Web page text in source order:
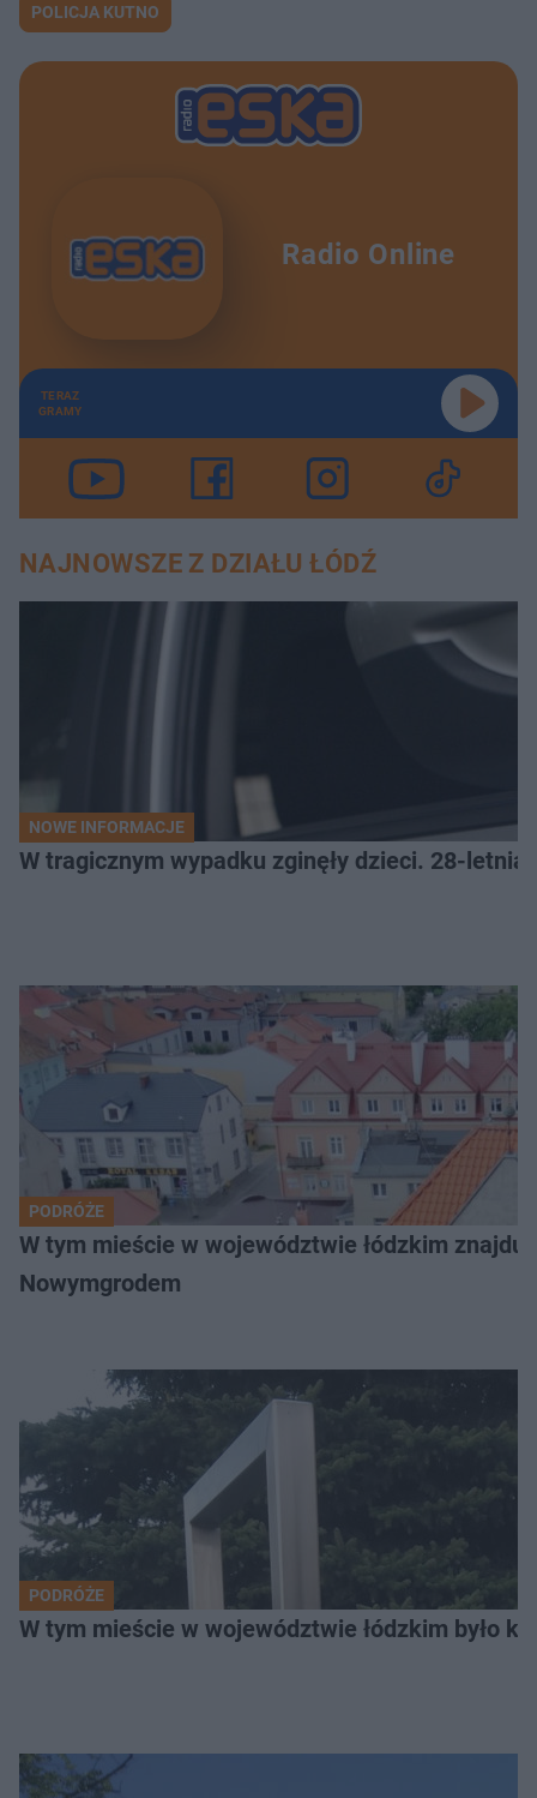
POLICJA KUTNO
Radio Online
TERAZ
GRAMY
NAJNOWSZE Z DZIAŁU ŁÓDŹ
NOWE INFORMACJE
W tragicznym wypadku zginęły dzieci. 28-
PODRÓŻE
W tym mieście w województwie łódzkim
Nowymgrodem
PODRÓŻE
W tym mieście w województwie łódzkim było